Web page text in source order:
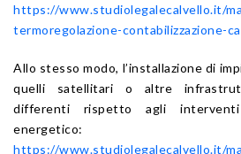
https://www.studiolegalecalvello.it/
termoregolazione-contabilizzazione-
Allo stesso modo, l’installazione di
quelli satellitari o altre
differenti rispetto agli
energetico:
https://www.studiolegalecalvello.it/